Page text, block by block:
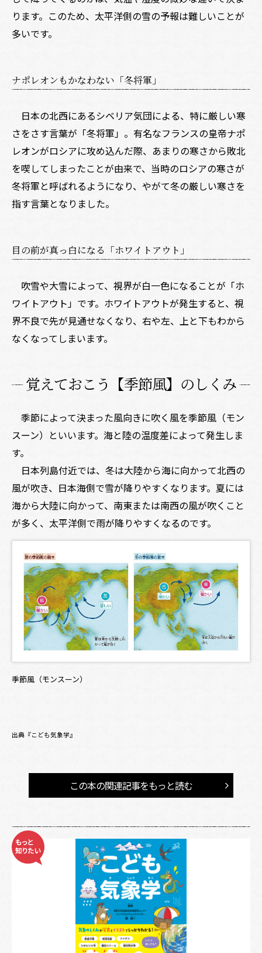
ります。このため、太平洋側の雪の予報は難しいことが
多いです。
ナポレオンもかなわない「冬将軍」
日本の北西にあるシベリア気団による、特に厳しい寒
さをさす言葉が「冬将軍」。有名なフランスの皇帝ナポ
レオンがロシアに攻め込んだ際、あまりの寒さから敗北
を喫してしまったことが由来で、当時のロシアの寒さが
冬将軍と呼ばれるようになり、やがて冬の厳しい寒さを
指す言葉となりました。
目の前が真っ白になる「ホワイトアウト」
吹雪や大雪によって、視界が白一色になることが「ホ
ワイトアウト」です。ホワイトアウトが発生すると、視
界不良で先が見通せなくなり、右や左、上と下もわから
なくなってしまいます。
覚えておこう【季節風】のしくみ
季節によって決まった風向きに吹く風を季節風（モン
スーン）といいます。海と陸の温度差によって発生しま
す。
日本列島付近では、冬は大陸から海に向かって北西の
風が吹き、日本海側で雪が降りやすくなります。夏には
海から大陸に向かって、南東または南西の風が吹くこと
が多く、太平洋側で雨が降りやすくなるのです。
季節風（モンスーン）
出典『こども気象学』
この本の関連記事をもっと読む